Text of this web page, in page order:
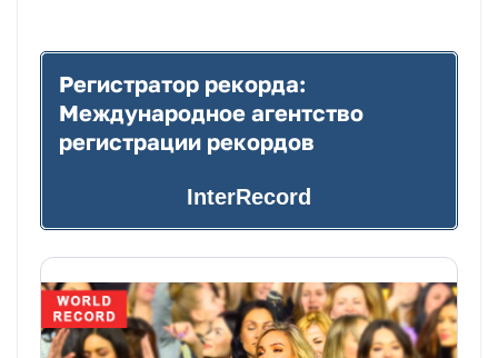
Регистратор рекорда:
Международное агентство
регистрации рекордов
InterRecord